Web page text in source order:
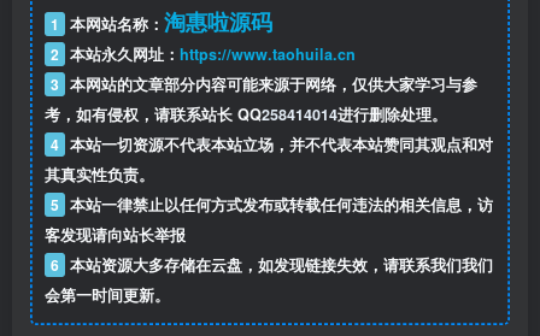
1 本网站名称： 淘惠啦源码
2 本站永久网址： https://www.taohuila.cn
3 本网站的文章部分内容可能来源于网络，仅供大家学习与参
考，如有侵权，请联系站长 QQ258414014进行删除处理。
4 本站一切资源不代表本站立场，并不代表本站赞同其观点和对
其真实性负责。
5 本站一律禁止以任何方式发布或转载任何违法的相关信息，访
客发现请向站长举报
6 本站资源大多存储在云盘，如发现链接失效，请联系我们我们
会第一时间更新。